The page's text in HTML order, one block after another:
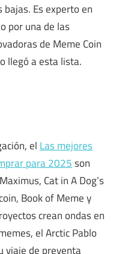
Es experto en
por una de las
de Meme Coin
llegó a esta lista.
el Las mejores
para 2025son
Cat in A Dog’s
Book of Meme y
crean ondas en
el Arctic Pablo
viaje de preventa